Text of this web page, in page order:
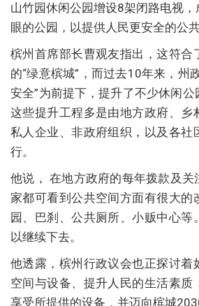
山竹园休闲公园增设8架闭路电视
眼的公园，以提供人民更安全的公共
槟州首席部长曹观友指出，这符合
的“绿意槟城”，而过去10年来，州
安全”为前提下，提升了不少休闲公
这些提升工程多是由地方政府、乡
私人企业、非政府组织，以及各社
行。
他说， 在地方政府的每年拨款及关
家都可看到公共空间方面有很大的
园、巴刹、公共厕所、小贩中心等
以继续下去。
他透露，槟州行政议会也正探讨着
空间与设备、提升人民的生活素质
享受所提供的设备，并迈向槟城